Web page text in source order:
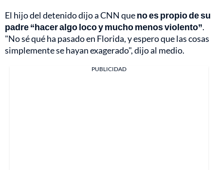
El hijo del detenido dijo a CNN queno es propio de su
padre “hacer algo loco y mucho menos violento”.
"No sé qué ha pasado en Florida, y espero que las cosas
simplemente se hayan exagerado", dijo al medio.
PUBLICIDAD